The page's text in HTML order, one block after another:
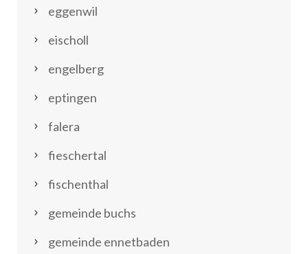
eggenwil
eischoll
engelberg
eptingen
falera
fieschertal
fischenthal
gemeinde buchs
gemeinde ennetbaden